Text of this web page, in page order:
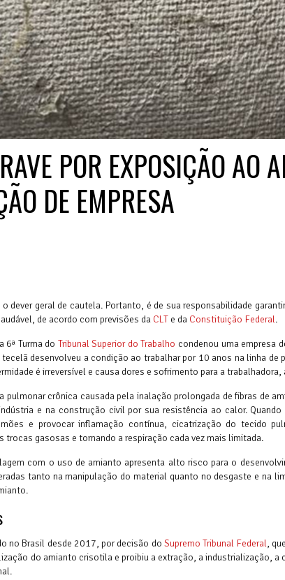
POR EXPOSIÇÃO AO
DE EMPRESA
dever geral de cautela. Portanto, é de sua responsabilidade
de acordo com previsões da CLT e da Constituição Federal.
6ª Turma do Tribunal Superior do Trabalho condenou uma empresa
desenvolveu a condição ao trabalhar por 10 anos na linha
é irreversível e causa dores e sofrimento para a
pulmonar crônica causada pela inalação prolongada de fibras de
e na construção civil por sua resistência ao calor.
e provocar inflamação contínua, cicatrização do tecido
trocas gasosas e tornando a respiração cada vez mais limitada.
com o uso de amianto apresenta alto risco para o
tanto na manipulação do material quanto no desgaste e na
no Brasil desde 2017, por decisão do Supremo Tribunal Federal,
do amianto crisotila e proibiu a extração, a industrialização,